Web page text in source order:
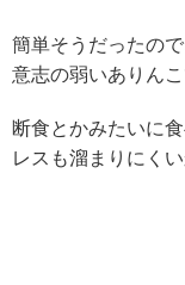
簡単そうだったの
意志の弱いありん
断食とかみたいに
レスも溜まりにく